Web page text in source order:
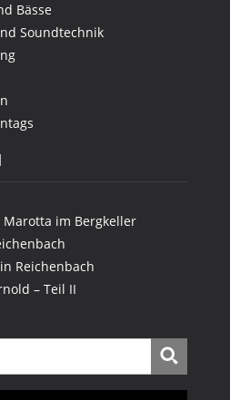
Bässe
Soundtechnik
Marotta im Bergkeller
Reichenbach
– Teil II